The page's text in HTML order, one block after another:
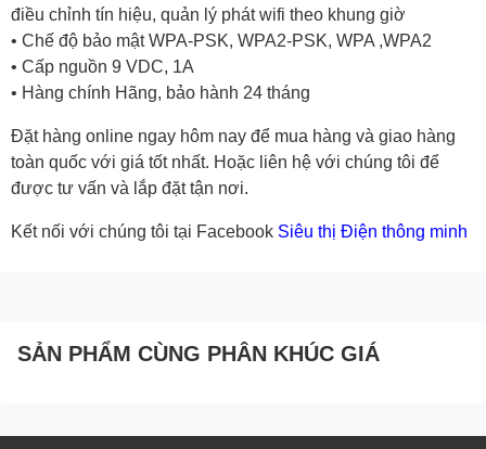
điều chỉnh tín hiệu, quản lý phát wifi theo khung giờ
• Chế độ bảo mật WPA-PSK, WPA2-PSK, WPA ,WPA2
• Cấp nguồn 9 VDC, 1A
• Hàng chính Hãng, bảo hành 24 tháng
Đặt hàng online ngay hôm nay để mua hàng và giao hàng
toàn quốc với giá tốt nhất. Hoặc liên hệ với chúng tôi để
được tư vấn và lắp đặt tận nơi.
Kết nối với chúng tôi tại Facebook Siêu thị Điện thông minh
SẢN PHẨM CÙNG PHÂN KHÚC GIÁ